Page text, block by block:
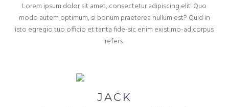
Lorem ipsum dolor sit amet, consectetur adipiscing elit. Quo
modo autem optimum, si bonum praeterea nullum est? Quid in
isto egregio tuo officio et tanta fide-sic enim existimo-ad corpus
refers.
JACK